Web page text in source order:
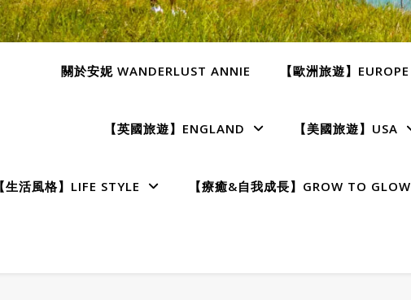
關於安妮 WANDERLUST ANNIE 【歐洲旅遊】EUROPE
【英國旅遊】ENGLAND 【美國旅遊】USA
【生活風格】LIFE STYLE 【療癒&自我成長】GROW TO GLOW